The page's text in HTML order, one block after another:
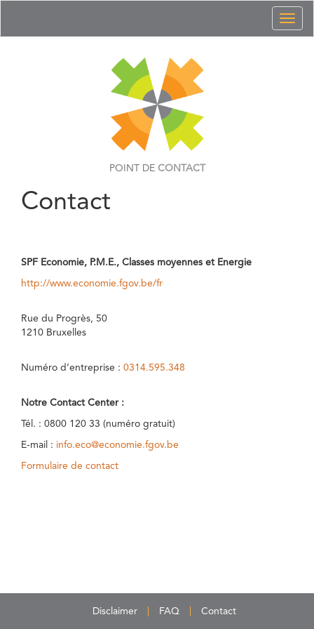
POINT DE CONTACT
Contact
SPF Economie, P.M.E., Classes moyennes et Energie
http://www.economie.fgov.be/fr
Rue du Progrès, 50
1210 Bruxelles
Numéro d’entreprise : 0314.595.348
Notre Contact Center :
Tél. : 0800 120 33 (numéro gratuit)
E-mail : info.eco@economie.fgov.be
Formulaire de contact
Disclaimer FAQ Contact